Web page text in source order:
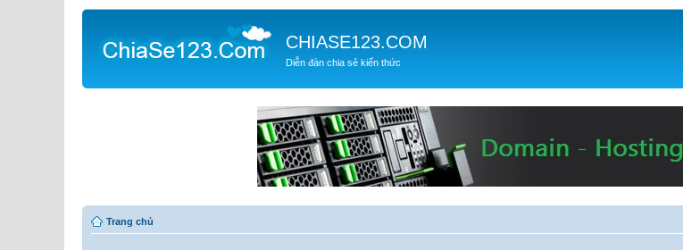
CHIASE123.COM
Diễn đàn chia sẻ kiến thức
Trang chủ